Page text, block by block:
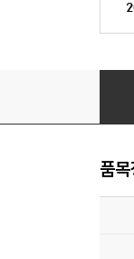
아
품